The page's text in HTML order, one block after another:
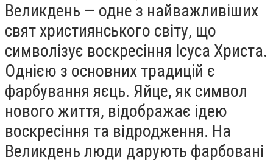
Великдень — одне з найважливіших
свят християнського світу, що
символізує воскресіння Ісуса Христа.
Однією з основних традицій є
фарбування яєць. Яйце, як символ
нового життя, відображає ідею
воскресіння та відродження. На
Великдень люди дарують фарбовані